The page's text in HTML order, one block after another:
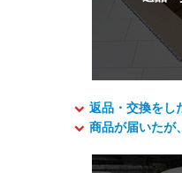
返品・交換をし
商品が届いたが